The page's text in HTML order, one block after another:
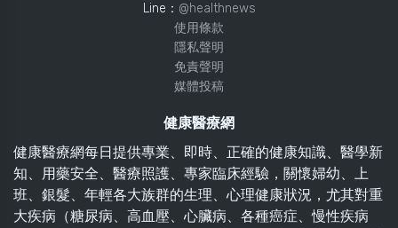
Line： @healthnews
使用條款
隱私聲明
免責聲明
媒體投稿
健康醫療網
健康醫療網每日提供專業、即時、正確的健康知識、醫學新
知、用藥安全、醫療照護、專家臨床經驗，關懷婦幼、上
班、銀髮、年輕各大族群的生理、心理健康狀況，尤其對重
大疾病（糖尿病、高血壓、心臟病、各種癌症、慢性疾病